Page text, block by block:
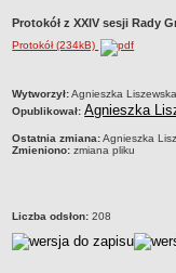
Zadania publiczne
Związki i
Rejestr zbiorów
Rejestr instytucji
RODO Klauzule
Dane teleadresowe
Protokół z XXIV sesji Rady
Protokół (234kB)
metryczka
Wytworzył:Agnieszka
Opublikował: Agnieszka
Ostatnia zmiana:Agnieszka
Zmieniono: zmiana pliku
Liczba odsłon: 208